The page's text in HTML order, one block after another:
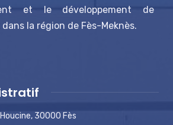
et le développement de
la région de Fès-Meknès.
30000 Fès